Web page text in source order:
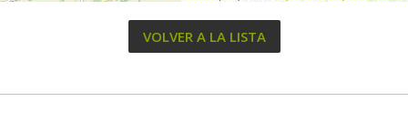
VOLVER A LA LISTA